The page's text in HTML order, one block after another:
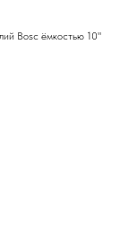
Bosc ёмкостью 10"